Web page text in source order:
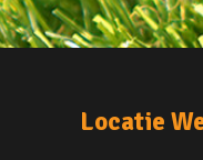
Locatie